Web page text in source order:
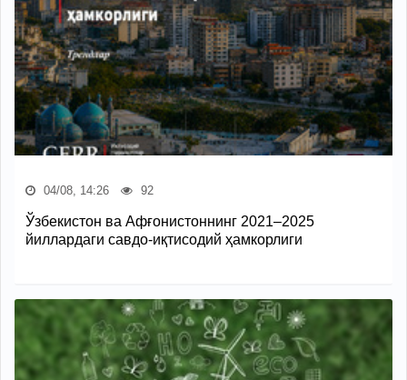
04/08, 14:26 92
Ўзбекистон ва Афғонистоннинг 2021–2025
йиллардаги савдо-иқтисодий ҳамкорлиги